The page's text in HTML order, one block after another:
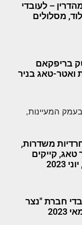
– לעובדי
מסלולים
בריפקאם
ואטר-טאג בניר
משדרות,
טאג, קייקים
חברת "נצר